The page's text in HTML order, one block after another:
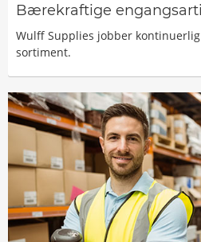
Bærekraftige
Wulff Supplies jobber
sortiment.